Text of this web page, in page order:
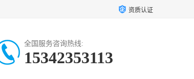
资质认证
全国服务咨询热线:
15342353113